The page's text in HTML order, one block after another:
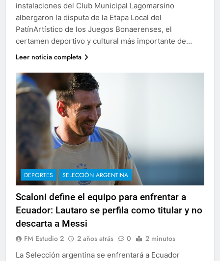
instalaciones del Club Municipal Lagomarsino
albergaron la disputa de la Etapa Local del
PatínArtístico de los Juegos Bonaerenses, el
certamen deportivo y cultural más importante de…
Leer noticia completa
DEPORTES SELECCIÓN ARGENTINA
Scaloni define el equipo para enfrentar a
Ecuador: Lautaro se perfila como titular y no
descarta a Messi
FM Estudio 2 2 años atrás 0 2 minutos
La Selección argentina se enfrentará a Ecuador